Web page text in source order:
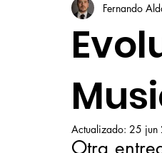
Fernando
Actualizado: 25 jun
Otra